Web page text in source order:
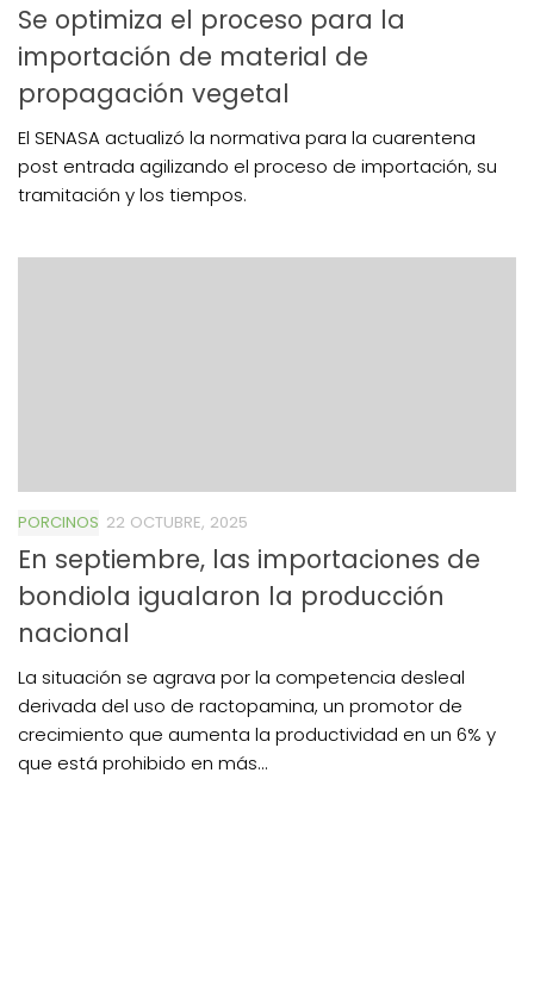
Se optimiza el proceso para la
importación de material de
propagación vegetal
El SENASA actualizó la normativa para la cuarentena
post entrada agilizando el proceso de importación, su
tramitación y los tiempos.
PORCINOS 22 OCTUBRE, 2025
En septiembre, las importaciones de
bondiola igualaron la producción
nacional
La situación se agrava por la competencia desleal
derivada del uso de ractopamina, un promotor de
crecimiento que aumenta la productividad en un 6% y
que está prohibido en más...